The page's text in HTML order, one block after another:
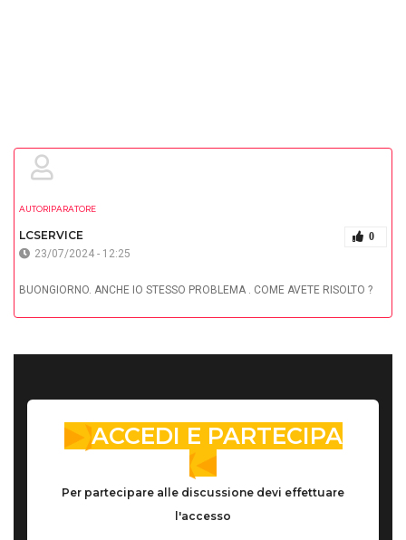
AUTORIPARATORE
LCSERVICE 0
23/07/2024 - 12:25
BUONGIORNO. ANCHE IO STESSO PROBLEMA . COME AVETE RISOLTO ?
ACCEDI E PARTECIPA
Per partecipare alle discussione devi effettuare
l'accesso